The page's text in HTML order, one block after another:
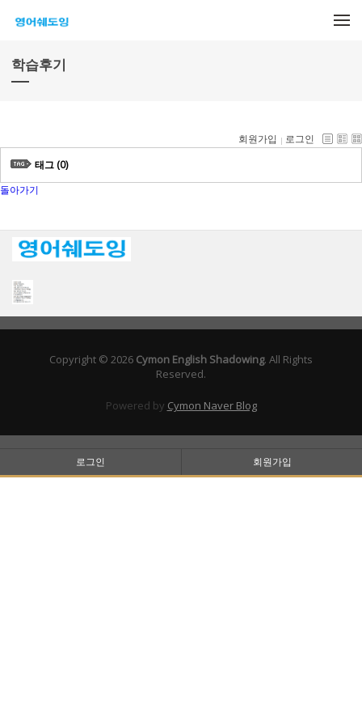
학습후기
회원가입
로그인
태그 (0)
돌아가기
Copyright © 2026 Cymon English Shadowing. All Rights
Reserved.
Powered by Cymon Naver Blog
로그인 회원가입